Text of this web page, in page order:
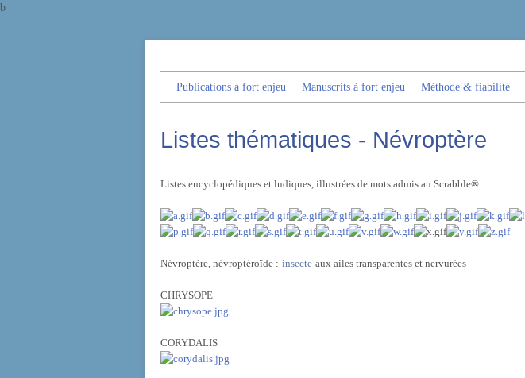
b
Publications à fort enjeu Manuscrits à fort enjeu Méthode & fiabilité
Listes thématiques - Névroptère
Listes encyclopédiques et ludiques, illustrées de mots admis au Scrabble®
Névroptère, névroptéroïde : insecte aux ailes transparentes et nervurées
CHRYSOPE
CORYDALIS